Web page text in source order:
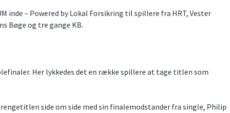
inde – Powered by Lokal Forsikring til spillere fra HRT, Vester
Bøge og tre gange KB.
Her lykkedes det en række spillere at tage titlen som
side om side med sin finalemodstander fra single, Philip